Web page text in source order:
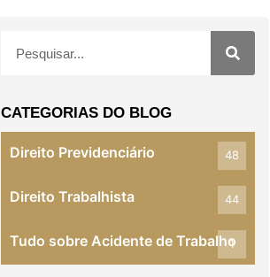
CATEGORIAS DO BLOG
Direito Previdenciário 48
Direito Trabalhista 44
Tudo sobre Acidente de Trabalho
1